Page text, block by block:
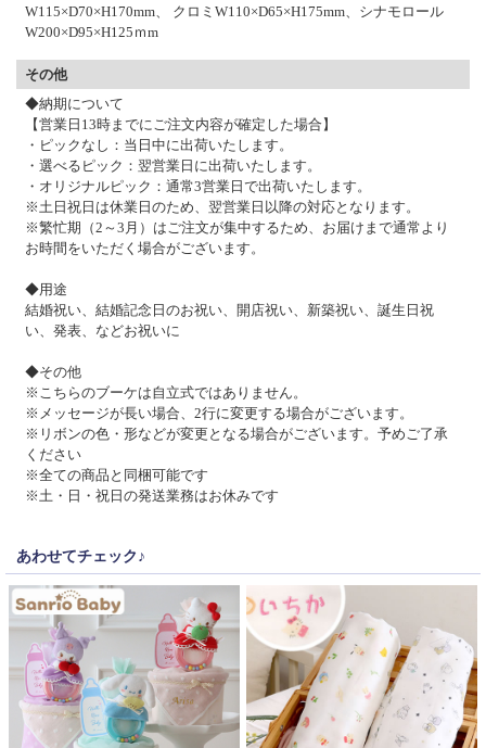
W115×D70×H170mm、 クロミW110×D65×H175mm、シナモロール
W200×D95×H125ｍm
その他
◆納期について
【営業日13時までにご注文内容が確定した場合】
・ピックなし：当日中に出荷いたします。
・選べるピック：翌営業日に出荷いたします。
・オリジナルピック：通常3営業日で出荷いたします。
※土日祝日は休業日のため、翌営業日以降の対応となります。
※繁忙期（2～3月）はご注文が集中するため、お届けまで通常より
お時間をいただく場合がございます。
◆用途
結婚祝い、結婚記念日のお祝い、開店祝い、新築祝い、誕生日祝
い、発表、などお祝いに
◆その他
※こちらのブーケは自立式ではありません。
※メッセージが長い場合、2行に変更する場合がございます。
※リボンの色・形などが変更となる場合がございます。予めご了承
ください
※全ての商品と同梱可能です
※土・日・祝日の発送業務はお休みです
あわせてチェック♪